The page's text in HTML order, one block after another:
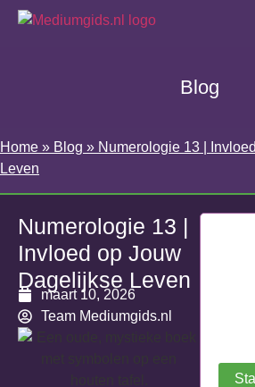
Blog
Home » Blog » Numerologie 13 |
Leven
Numerologie 13 |
Invloed op Jouw
Dagelijkse Leven
maart 10, 2026
Team Mediumgids.nl